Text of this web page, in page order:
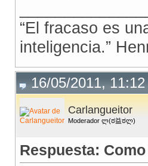
“El fracaso es
inteligencia.”
16/05/2011, 11:12
Carlangueitor
Moderador ლ(ಠ益ಠლ)
Respuesta: